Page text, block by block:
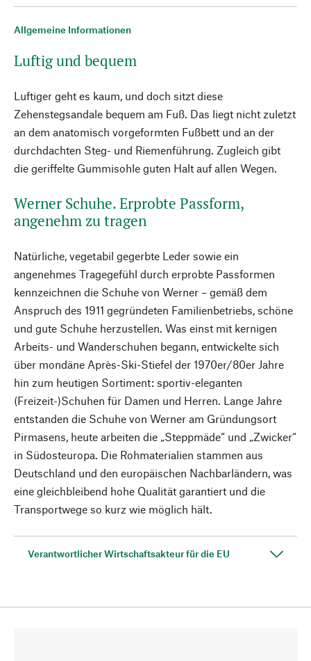
Allgemeine Informationen
Luftig und bequem
Luftiger geht es kaum, und doch sitzt diese
Zehenstegsandale bequem am Fuß. Das liegt nicht zuletzt
an dem anatomisch vorgeformten Fußbett und an der
durchdachten Steg- und Riemenführung. Zugleich gibt
die geriffelte Gummisohle guten Halt auf allen Wegen.
Werner Schuhe. Erprobte Passform,
angenehm zu tragen
Natürliche, vegetabil gegerbte Leder sowie ein
angenehmes Tragegefühl durch erprobte Passformen
kennzeichnen die Schuhe von Werner – gemäß dem
Anspruch des 1911 gegründeten Familienbetriebs, schöne
und gute Schuhe herzustellen. Was einst mit kernigen
Arbeits- und Wanderschuhen begann, entwickelte sich
über mondäne Après-Ski-Stiefel der 1970er/80er Jahre
hin zum heutigen Sortiment: sportiv-eleganten
(Freizeit-)Schuhen für Damen und Herren. Lange Jahre
entstanden die Schuhe von Werner am Gründungsort
Pirmasens, heute arbeiten die „Steppmäde“ und „Zwicker“
in Südosteuropa. Die Rohmaterialien stammen aus
Deutschland und den europäischen Nachbarländern, was
eine gleichbleibend hohe Qualität garantiert und die
Transportwege so kurz wie möglich hält.
Verantwortlicher Wirtschaftsakteur für die EU